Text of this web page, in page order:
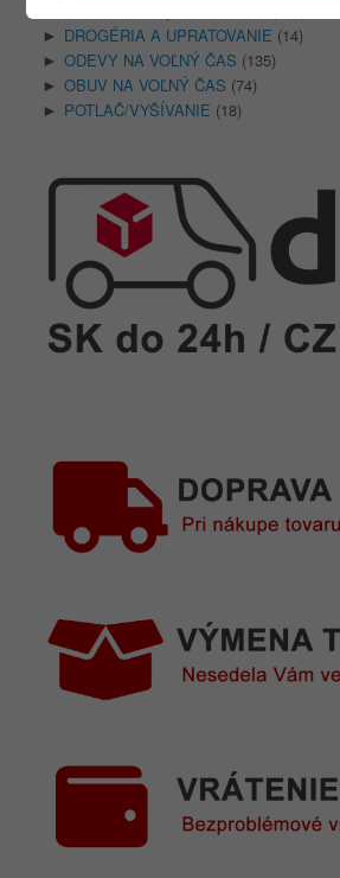
► DROGÉRIA A UPRATOVANIE (14)
► ODEVY NA VOĽNÝ ČAS (135)
► OBUV NA VOĽNÝ ČAS (74)
► POTLAČ/VYŠÍVANIE (18)